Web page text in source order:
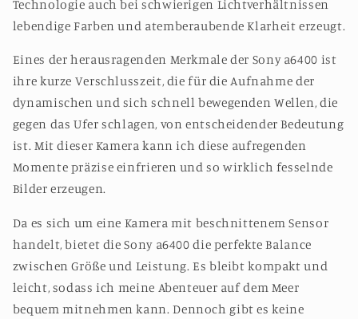
Technologie auch bei schwierigen Lichtverhältnissen
lebendige Farben und atemberaubende Klarheit erzeugt.
Eines der herausragenden Merkmale der Sony a6400 ist
ihre kurze Verschlusszeit, die für die Aufnahme der
dynamischen und sich schnell bewegenden Wellen, die
gegen das Ufer schlagen, von entscheidender Bedeutung
ist. Mit dieser Kamera kann ich diese aufregenden
Momente präzise einfrieren und so wirklich fesselnde
Bilder erzeugen.
Da es sich um eine Kamera mit beschnittenem Sensor
handelt, bietet die Sony a6400 die perfekte Balance
zwischen Größe und Leistung. Es bleibt kompakt und
leicht, sodass ich meine Abenteuer auf dem Meer
bequem mitnehmen kann. Dennoch gibt es keine